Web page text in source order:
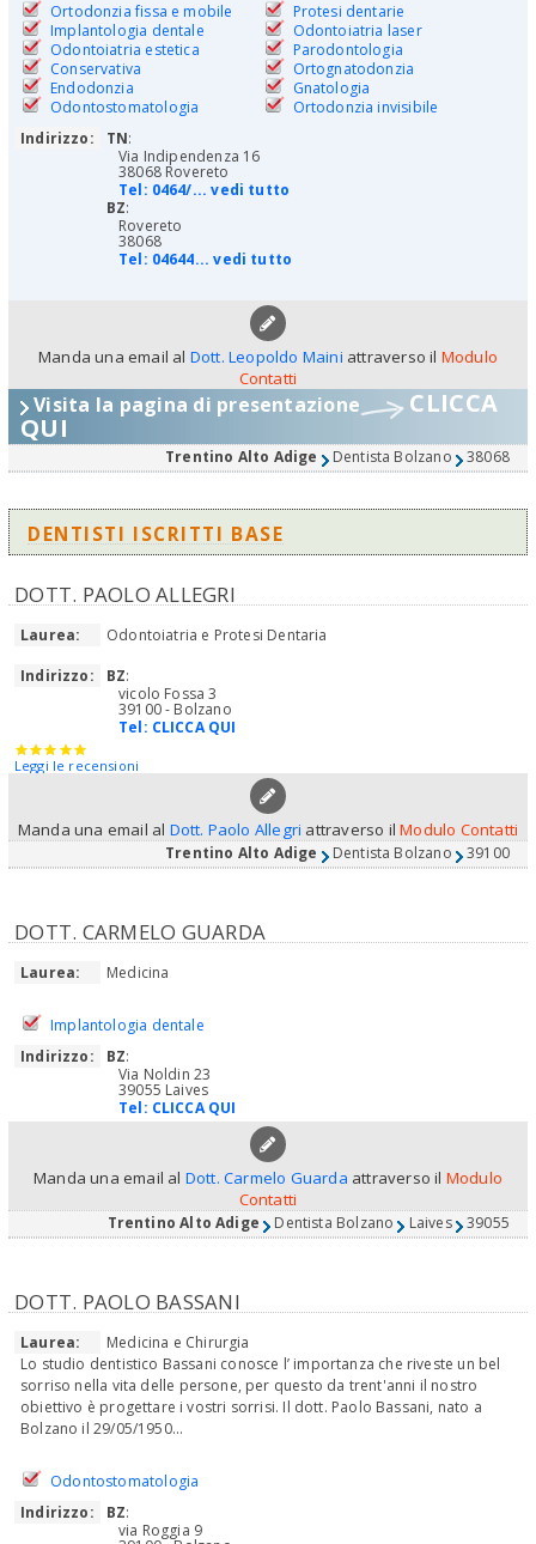
Ortodonzia fissa e mobile
Implantologia dentale
Odontoiatria estetica
Conservativa
Endodonzia
Odontostomatologia
Protesi dentarie
Odontoiatria laser
Parodontologia
Ortognatodonzia
Gnatologia
Ortodonzia invisibile
Indirizzo:
TN:
Via Indipendenza 16
38068 Rovereto
Tel: 0464/... vedi tutto
BZ:
Rovereto
38068
Tel: 04644... vedi tutto
Manda una email al Dott. Leopoldo Maini attraverso il Modulo
Contatti
Visita la pagina di presentazione CLICCA
QUI
Trentino Alto Adige Dentista Bolzano 38068
DENTISTI ISCRITTI BASE
DOTT. PAOLO ALLEGRI
Laurea:
Odontoiatria e Protesi Dentaria
Indirizzo:
BZ:
vicolo Fossa 3
39100 - Bolzano
Tel: CLICCA QUI
Leggi le recensioni
Manda una email al Dott. Paolo Allegri attraverso ilModulo Contatti
Trentino Alto Adige Dentista Bolzano 39100
DOTT. CARMELO GUARDA
Laurea: Medicina
Implantologia dentale
Indirizzo:
BZ:
Via Noldin 23
39055 Laives
Tel: CLICCA QUI
Manda una email al Dott. Carmelo Guarda attraverso il Modulo
Contatti
Trentino Alto Adige Dentista Bolzano Laives 39055
DOTT. PAOLO BASSANI
Laurea:
Medicina e Chirurgia
Lo studio dentistico Bassani conosce l’ importanza che riveste un bel
sorriso nella vita delle persone, per questo da trent'anni il nostro
obiettivo è progettare i vostri sorrisi. Il dott. Paolo Bassani, nato a
Bolzano il 29/05/1950...
Odontostomatologia
Indirizzo:
BZ:
via Roggia 9